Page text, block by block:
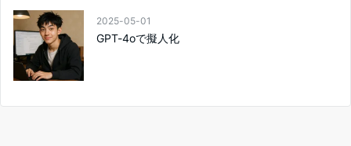
2025-05-01
GPT-4oで擬人化